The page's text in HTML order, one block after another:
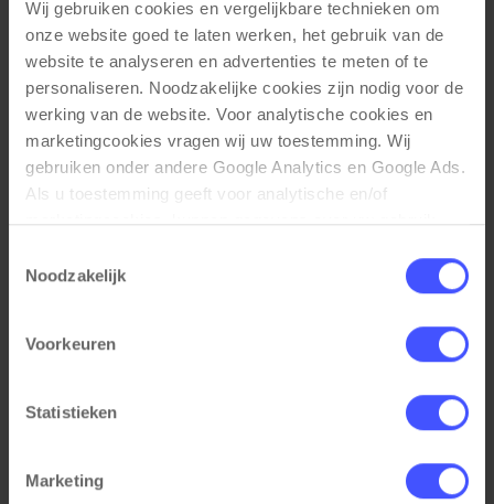
Wij gebruiken cookies en vergelijkbare technieken om
onze website goed te laten werken, het gebruik van de
website te analyseren en advertenties te meten of te
personaliseren. Noodzakelijke cookies zijn nodig voor de
werking van de website. Voor analytische cookies en
marketingcookies vragen wij uw toestemming. Wij
gebruiken onder andere Google Analytics en Google Ads.
Als u toestemming geeft voor analytische en/of
marketingcookies, kunnen gegevens over uw gebruik
analyse, advertentiemeting, remarketing en
campagneoptimalisatie. Meer informatie vindt u in onze
privacyverklaring en cookieverklaring op onze website.
Daar leest u ook hoe Google gegevens verwerkt wanneer
toestemming op elk moment wijzigen of intrekken via de
Noodzakelijk
Voorkeuren
Statistieken
Marketing
Bekijk product
Kabelverwerkingset voor zit-sta bureau met
kabelgoot en 4 stopcontacten
Op voorraad